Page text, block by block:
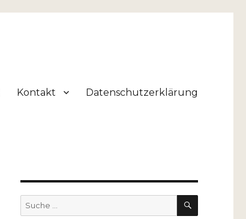
Kontakt Datenschutzerklärung
Suche
nach:
SUCHEN